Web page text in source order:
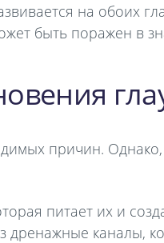
на обоих
быть поражен в
причин.
питает их и
дренажные каналы,